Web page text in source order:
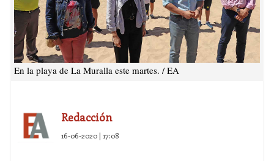
En la playa de La Muralla este martes. / EA
Redacción
16-06-2020 | 17:08